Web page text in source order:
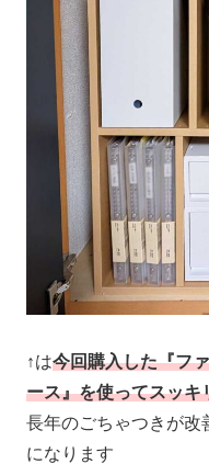
↑は今回購入した『フ
ース』を使ってスッキ
長年のごちゃつきが改
になります